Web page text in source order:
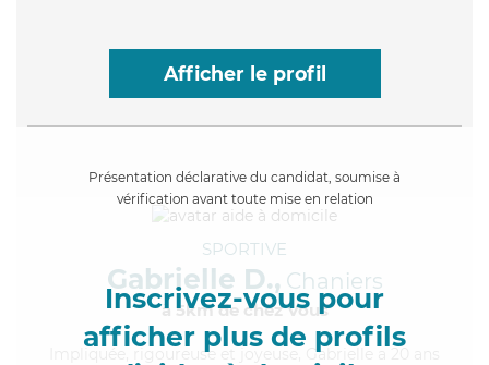
Afficher le profil
Présentation déclarative du candidat, soumise à
vérification avant toute mise en relation
Inscrivez-vous pour
afficher plus de profils
SPORTIVE
Gabrielle D., Chaniers
à 5km de chez Vous
, rigoureuse et joyeuse, Gabrielle a 20 ans